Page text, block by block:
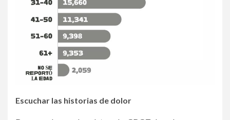
Escuchar las historias de dolor